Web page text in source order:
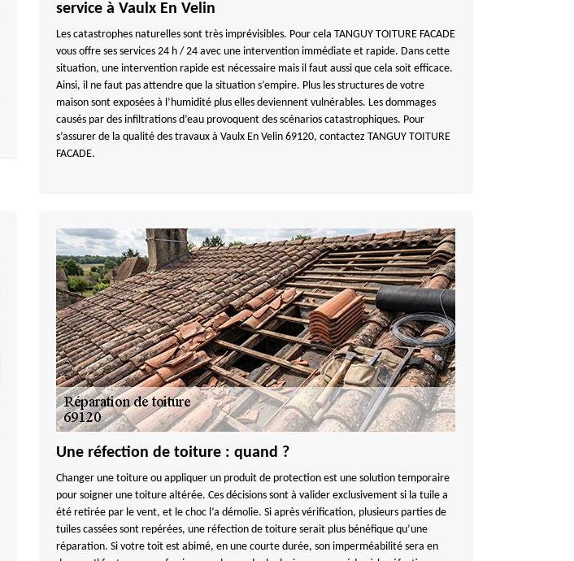
service à Vaulx En Velin
Les catastrophes naturelles sont très imprévisibles. Pour cela TANGUY TOITURE FACADE
vous offre ses services 24 h / 24 avec une intervention immédiate et rapide. Dans cette
situation, une intervention rapide est nécessaire mais il faut aussi que cela soit efficace.
Ainsi, il ne faut pas attendre que la situation s’empire. Plus les structures de votre
maison sont exposées à l’humidité plus elles deviennent vulnérables. Les dommages
causés par des infiltrations d’eau provoquent des scénarios catastrophiques. Pour
s’assurer de la qualité des travaux à Vaulx En Velin 69120, contactez TANGUY TOITURE
FACADE.
Une réfection de toiture : quand ?
Changer une toiture ou appliquer un produit de protection est une solution temporaire
pour soigner une toiture altérée. Ces décisions sont à valider exclusivement si la tuile a
été retirée par le vent, et le choc l’a démolie. Si après vérification, plusieurs parties de
tuiles cassées sont repérées, une réfection de toiture serait plus bénéfique qu’une
réparation. Si votre toit est abimé, en une courte durée, son imperméabilité sera en